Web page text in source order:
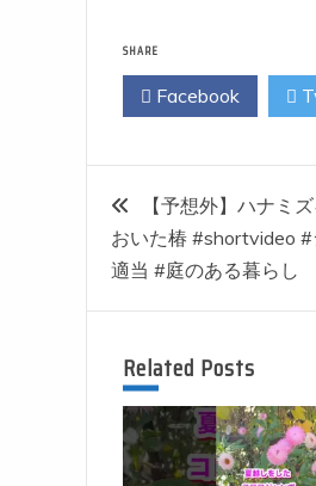
SHARE
Facebook
投
稿
ナ
ビ
ゲ
【予想外】ハナミ
おいた椿 #shortvideo
適当 #庭のある暮らし
Related Posts